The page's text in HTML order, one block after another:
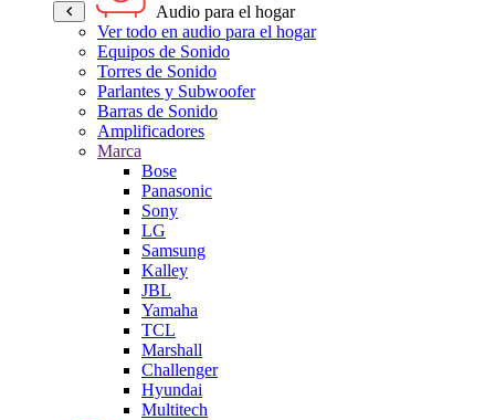
Audio para el hogar
Ver todo en audio para el hogar
Equipos de Sonido
Torres de Sonido
Parlantes y Subwoofer
Barras de Sonido
Amplificadores
Marca
Bose
Panasonic
Sony
LG
Samsung
Kalley
JBL
Yamaha
TCL
Marshall
Challenger
Hyundai
Multitech